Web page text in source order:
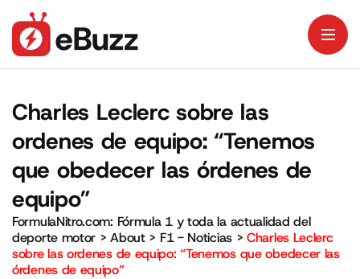
Charles Leclerc sobre las
ordenes de equipo: “Tenemos
que obedecer las órdenes de
equipo”
FormulaNitro.com: Fórmula 1 y toda la actualidad del
deporte motor >About> F1 - Noticias>Charles Leclerc
sobre las ordenes de equipo: “Tenemos que obedecer las
órdenes de equipo”